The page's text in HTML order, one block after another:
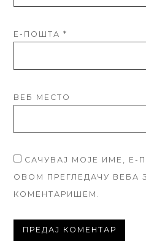
Е-ПОШТА*
ВЕБ МЕСТО
САЧУВАЈ МОЈЕ ИМЕ, Е-
ОВОМ ПРЕГЛЕДАЧУ ВЕБА
КОМЕНТАРИШЕМ.